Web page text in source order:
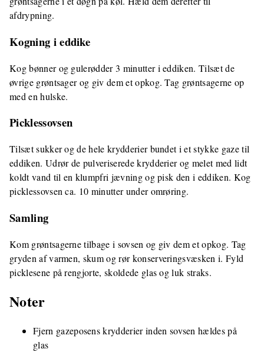
afdrypning.
Kogning i eddike
Kog bønner og gulerødder 3 minutter i eddiken. Tilsæt de
øvrige grøntsager og giv dem et opkog. Tag grøntsagerne op
med en hulske.
Picklessovsen
Tilsæt sukker og de hele krydderier bundet i et stykke gaze til
eddiken. Udrør de pulveriserede krydderier og melet med lidt
koldt vand til en klumpfri jævning og pisk den i eddiken. Kog
picklessovsen ca. 10 minutter under omrøring.
Samling
Kom grøntsagerne tilbage i sovsen og giv dem et opkog. Tag
gryden af varmen, skum og rør konserveringsvæsken i. Fyld
picklesene på rengjorte, skoldede glas og luk straks.
Noter
Fjern gazeposens krydderier inden sovsen hældes på
glas